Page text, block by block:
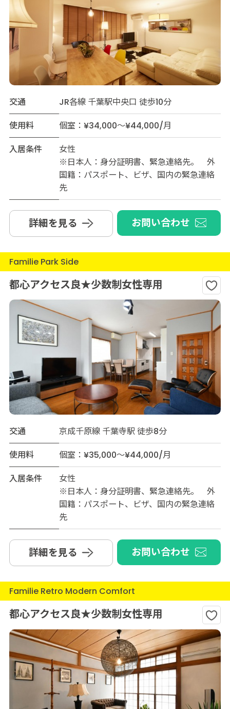
交通
JR各線 千葉駅中央口 徒歩10分
使用料
個室：¥34,000～¥44,000/月
入居条件
女性
※日本人：身分証明書、緊急連絡先。 外
国籍：パスポート、ビザ、国内の緊急連絡
先
詳細を見る お問い合わせ
Familie Park Side
都心アクセス良★少数制女性専用
交通
京成千原線 千葉寺駅 徒歩8分
使用料
個室：¥35,000～¥44,000/月
入居条件
女性
※日本人：身分証明書、緊急連絡先。 外
国籍：パスポート、ビザ、国内の緊急連絡
先
詳細を見る お問い合わせ
Familie Retro Modern Comfort
都心アクセス良★少数制女性専用